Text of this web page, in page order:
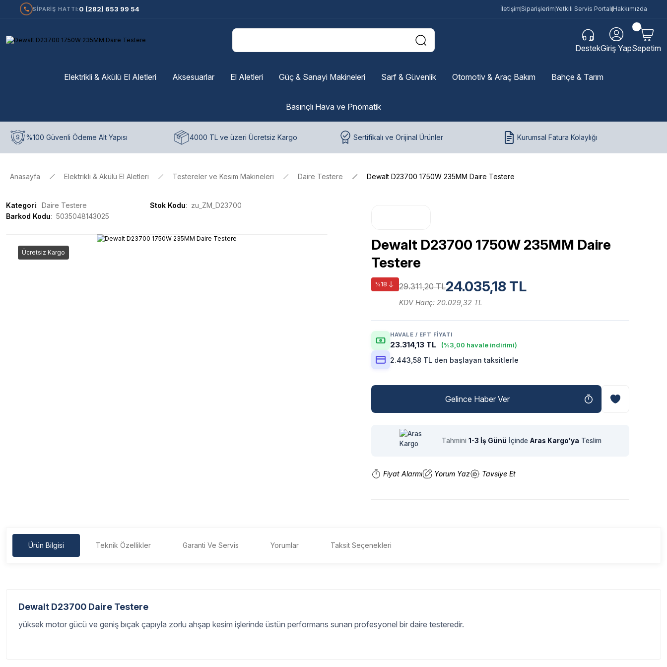
SİPARİŞ HATTI: 0 (282) 653 99 54 İletişimSiparişlerim Yetkili Servis Portalı Hakkımızda
DestekGiriş YapSepetim
Elektrikli & Akülü El Aletleri Aksesuarlar El Aletleri Güç & Sanayi Makineleri Sarf & Güvenlik Otomotiv & Araç Bakım Bahçe & Tarım
Basınçlı Hava ve Pnömatik
%100 Güvenli Ödeme Alt Yapısı 4000 TL ve üzeri Ücretsiz Kargo Sertifikalı ve Orijinal Ürünler Kurumsal Fatura Kolaylığı
Anasayfa Elektrikli & Akülü El Aletleri Testereler ve Kesim Makineleri Daire Testere Dewalt D23700 1750W 235MM Daire Testere
Kategori Daire Testere Stok Kodu
zu_ZM_D23700
Barkod Kodu
5035048143025
Ücretsiz Kargo
Dewalt D23700 1750W 235MM Daire
Testere
%18 29.311,20 TL24.035,18 TL
KDV Hariç: 20.029,32 TL
HAVALE / EFT FIYATI
23.314,13 TL (%3,00 havale indirimi)
2.443,58 TL den başlayan taksitlerle
Gelince Haber Ver
Tahmini 1-3 İş Günü İçinde Aras Kargo'ya Teslim
Fiyat Alarmı Yorum Yaz Tavsiye Et
Ürün Bilgisi Teknik Özellikler Garanti Ve Servis Yorumlar Taksit Seçenekleri
Dewalt D23700 Daire Testere
yüksek motor gücü ve geniş bıçak çapıyla zorlu ahşap kesim işlerinde üstün performans sunan profesyonel bir daire testeredir.